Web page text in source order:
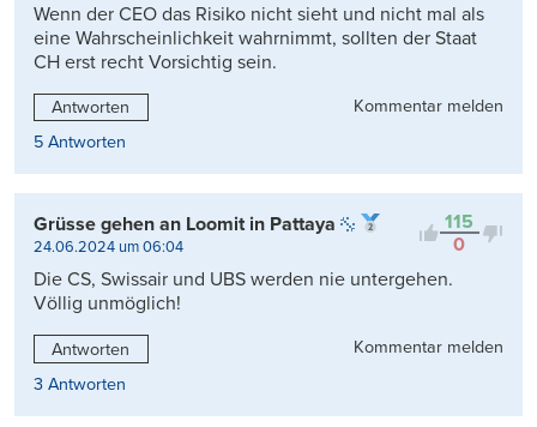
Wenn der CEO das Risiko nicht sieht und nicht mal als
eine Wahrscheinlichkeit wahrnimmt, sollten der Staat
CH erst recht Vorsichtig sein.
Antworten
Kommentar melden
5 Antworten
115
0
Grüsse gehen an Loomit in Pattaya
24.06.2024 um 06:04
Die CS, Swissair und UBS werden nie untergehen.
Völlig unmöglich!
Antworten
Kommentar melden
3 Antworten